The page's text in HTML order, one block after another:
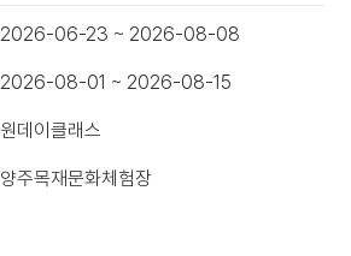
2026-06-23 ~ 2026-08-08
2026-08-01 ~ 2026-08-15
원데이클래스
양주목재문화체험장